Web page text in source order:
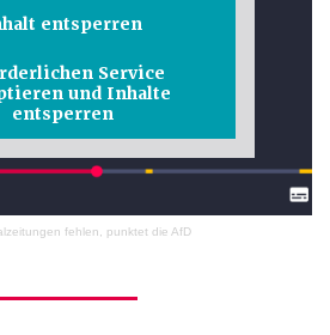
entsperren
Service
und Inhalte
entsperren
fehlen, punktet die AfD